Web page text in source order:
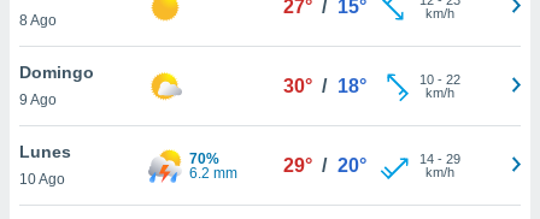
más
nuestra
y
8 Ago
27° / 15°
km/h
Domingo
9 Ago
30° / 18° 10- 22
km/h
Lunes
10 Ago
70%
6.2 mm
29° / 20° 14- 29
km/h